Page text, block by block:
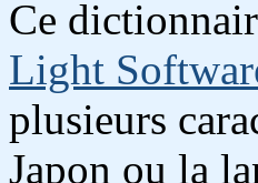
Ce
Light
plusieurs
Japon ou la